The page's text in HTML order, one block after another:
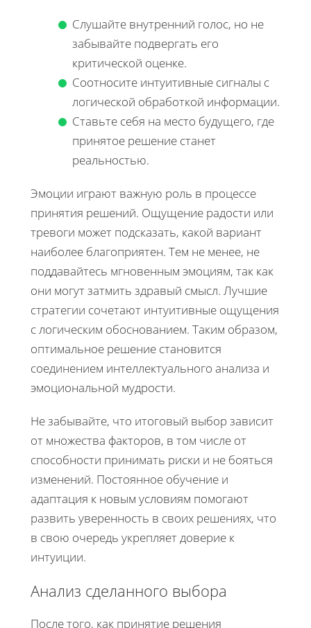
Слушайте внутренний голос, но не
забывайте подвергать его
критической оценке.
Соотносите интуитивные сигналы с
логической обработкой информации.
Ставьте себя на место будущего, где
принятое решение станет
реальностью.
Эмоции играют важную роль в процессе
принятия решений. Ощущение радости или
тревоги может подсказать, какой вариант
наиболее благоприятен. Тем не менее, не
поддавайтесь мгновенным эмоциям, так как
они могут затмить здравый смысл. Лучшие
стратегии сочетают интуитивные ощущения
с логическим обоснованием. Таким образом,
оптимальное решение становится
соединением интеллектуального анализа и
эмоциональной мудрости.
Не забывайте, что итоговый выбор зависит
от множества факторов, в том числе от
способности принимать риски и не бояться
изменений. Постоянное обучение и
адаптация к новым условиям помогают
развить уверенность в своих решениях, что
в свою очередь укрепляет доверие к
интуиции.
Анализ сделанного выбора
После того, как принятие решения